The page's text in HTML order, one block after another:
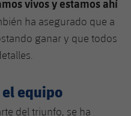
vivos y estamos ahí
ha asegurado que a
ganar y que todos
equipo
del triunfo, se ha